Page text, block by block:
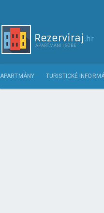
APARTMÁNY TURISTICKÉ